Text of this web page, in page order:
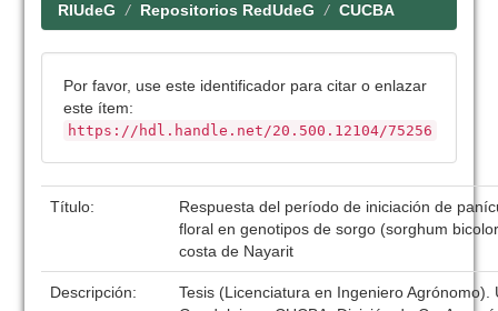
RIUdeG Repositorios RedUdeG CUCBA
Por favor, use este identificador para citar o enlazar
este ítem:
https://hdl.handle.net/20.500.12104/75256
Título:
Respuesta del período de iniciación de
floral en genotipos de sorgo (sorghum
costa de Nayarit
Descripción:
Tesis (Licenciatura en Ingeniero Agrónomo).